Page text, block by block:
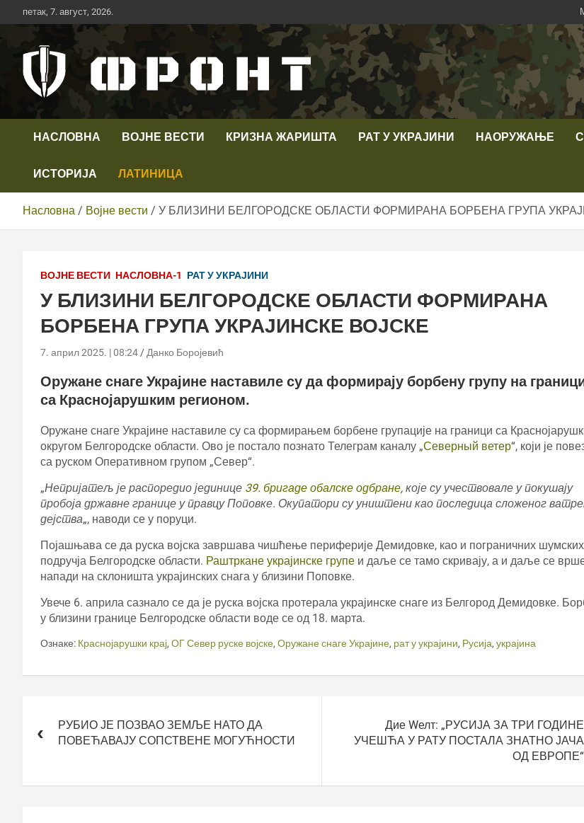
Скип
то
петак, 7. август, 2026.
Телевизија ФРОНТ
НАСЛОВНА ВОЈНЕ ВЕСТИ КРИЗНА ЖАРИШТА РАТ У УКРАЈИНИ НАОРУЖАЊЕ
ИСТОРИЈА ЛАТИНИЦА
Насловна Војне вести У БЛИЗИНИ БЕЛГОРОДСКЕ ОБЛАСТИ ФОРМИРАНА БОРБЕНА ГРУПА
ВОЈНЕ ВЕСТИ НАСЛОВНА-1 РАТ У УКРАЈИНИ
У БЛИЗИНИ БЕЛГОРОДСКЕ ОБЛАСТИ ФОРМИРАНА
БОРБЕНА ГРУПА УКРАЈИНСКЕ ВОЈСКЕ
7. април 2025. | 08:24 Данко Боројевић
Оружане снаге Украјине наставиле су да формирају борбену групу на
са Краснојарушким регионом.
Оружане снаге Украјине наставиле су са формирањем борбене групације на граници са
округом Белгородске области. Ово је постало познато Телеграм каналу „Северный ветер“, који је
са руском Оперативном групом „Север“.
„Непријатељ је распоредио јединице 39. бригаде обалске одбране, које су учествовале у покушају
пробоја државне границе у правцу Поповке. Окупатори су уништени као последица сложеног
дејства„, наводи се у поруци.
Појашњава се да руска војска завршава чишћење периферије Демидовке, као и пограничних шумских
подручја Белгородске области. Раштркане украјинске групе и даље се тамо скривају, а и даље се
напади на склоништа украјинских снага у близини Поповке.
Увече 6. априла сазнало се да је руска војска протерала украјинске снаге из Белгород Демидовке.
у близини границе Белгородске области воде се од 18. марта.
Ознаке: Краснојарушки крај, ОГ Север руске војске, Оружане снаге Украјине, рат у украјини, Русија, украјина
чланкаРУБИО ЈЕ ПОЗВАО ЗЕМЉЕ НАТО ДА
ПОВЕЋАВАЈУ СОПСТВЕНЕ МОГУЋНОСТИ
Дие Wелт: „РУСИЈА ЗА ТРИ ГОДИНЕ
УЧЕШЋА У РАТУ ПОСТАЛА ЗНАТНО ЈАЧА
ОД ЕВРОПЕ“